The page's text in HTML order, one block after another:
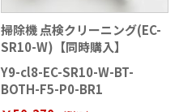
掃除機 点検クリーニング(EC-
SR10-W)【同時購入】
Y9-cl8-EC-SR10-W-BT-
BOTH-F5-P0-BR1